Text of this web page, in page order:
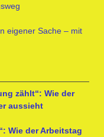
eigener Sache – mit
zählt“: Wie der
aussieht
Wie der Arbeitstag